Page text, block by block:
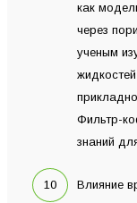
как
через
ученым
Фильтр-
знаний
Влияние